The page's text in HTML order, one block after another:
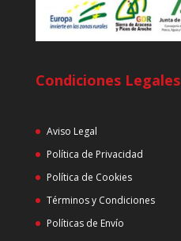
Condiciones Legales
Aviso Legal
Política de Privacidad
Política de Cookies
Términos y Condiciones
Políticas de Envío